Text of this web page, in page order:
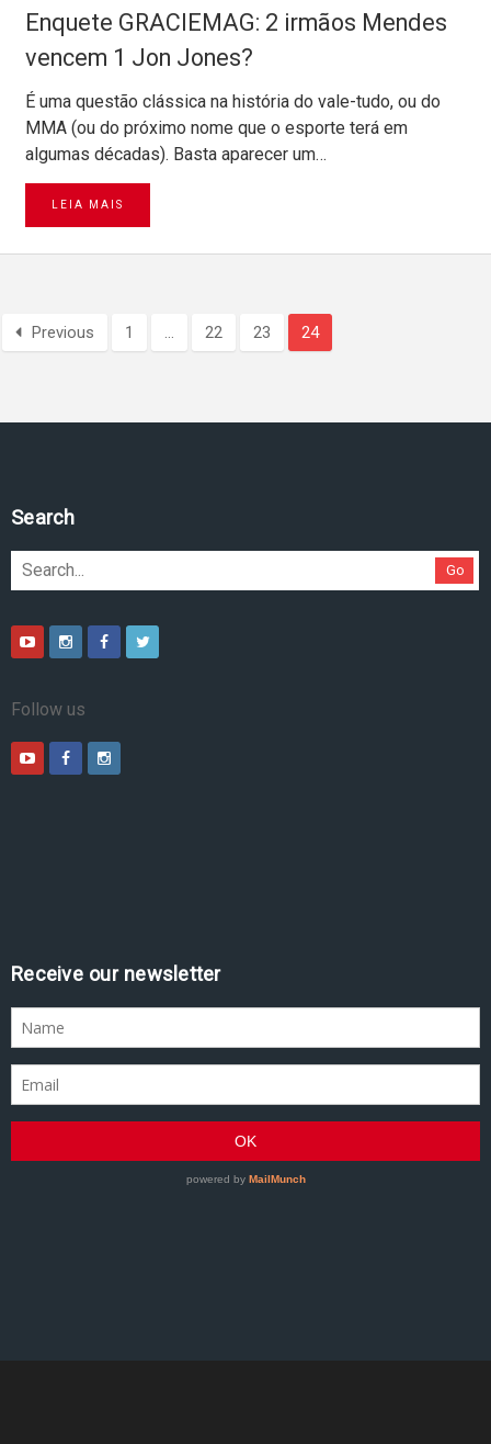
Enquete GRACIEMAG: 2 irmãos Mendes
vencem 1 Jon Jones?
É uma questão clássica na história do vale-tudo, ou do
MMA (ou do próximo nome que o esporte terá em
algumas décadas). Basta aparecer um…
LEIA MAIS
Previous 1 … 22 23 24
Pesquise no site
Go
Follow us